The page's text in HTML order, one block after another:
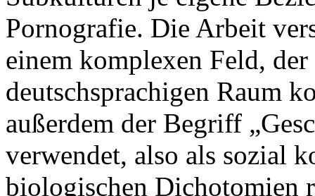
Pornografie. Die Arbeit
einem komplexen Feld,
deutschsprachigen Raum
außerdem der Begriff
verwendet, also als sozial
biologischen Dichotomien